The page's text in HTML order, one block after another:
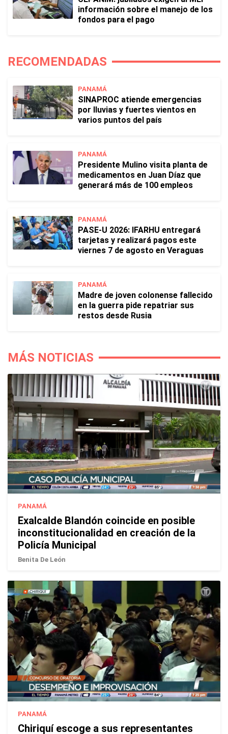
información sobre el manejo de los
fondos para el pago
RECOMENDADAS
PANAMÁ
SINAPROC atiende emergencias
por lluvias y fuertes vientos en
varios puntos del país
PANAMÁ
Presidente Mulino visita planta de
medicamentos en Juan Díaz que
generará más de 100 empleos
PANAMÁ
PASE-U 2026: IFARHU entregará
tarjetas y realizará pagos este
viernes 7 de agosto en Veraguas
PANAMÁ
Madre de joven colonense fallecido
en la guerra pide repatriar sus
restos desde Rusia
MÁS NOTICIAS
PANAMÁ
Exalcalde Blandón coincide en posible
inconstitucionalidad en creación de la
Policía Municipal
Benita De León
PANAMÁ
Chiriquí escoge a sus representantes